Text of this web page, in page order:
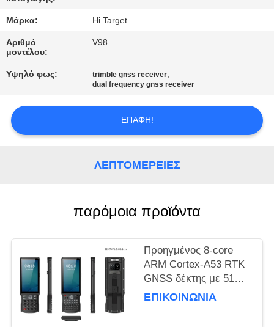
ΈΛΕΓΧΟΣ
ΜΑΣ
ΕΛΆΤΕ
ΣΕ
ΕΠΑΦΉ
ΜΕ
ΖΗΤΉΣΤΕ
ΑΠΌΣΠΑΣΜΑ
SITEMAP
PRIVACY
POLICY
Μάρκα: Hi Target
Αριθμό
μοντέλου:
V98
Υψηλό φως: trimble gnss receiver,
dual frequency gnss receiver
ΕΠΑΦΉ!
ΛΕΠΤΟΜΈΡΕΙΕΣ
παρόμοια προϊόντα
Προηγμένος 8-core
ARM Cortex-A53 RTK
GNSS δέκτης με 51
πλήκτρα και 1
ΕΠΙΚΟΙΝΩΝΊΑ